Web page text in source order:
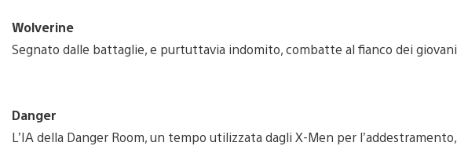
Wolverine
Segnato dalle battaglie, e purtuttavia indomito, combatte al fianco dei
Danger
L’IA della Danger Room, un tempo utilizzata dagli X-Men per